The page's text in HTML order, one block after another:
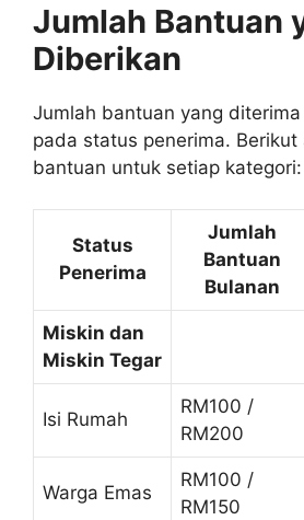
Jumlah Bantuan
Diberikan
Jumlah bantuan yang
pada status penerima. Berikut
bantuan untuk setiap kategori:
Status
Penerima
Jumlah
Bantuan
Bulanan
Miskin dan
Miskin Tegar
Isi Rumah
RM100 /
RM200
Warga Emas
RM100 /
RM150